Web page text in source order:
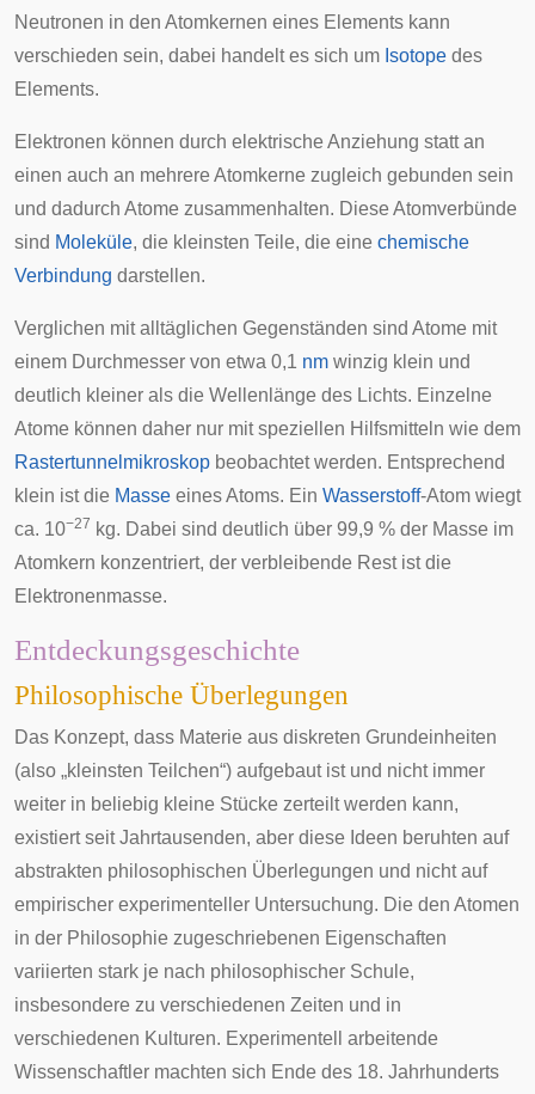
Neutronen in den Atomkernen eines Elements kann
verschieden sein, dabei handelt es sich um Isotope des
Elements.
Elektronen können durch elektrische Anziehung statt an
einen auch an mehrere Atomkerne zugleich gebunden sein
und dadurch Atome zusammenhalten. Diese Atomverbünde
sind Moleküle, die kleinsten Teile, die eine chemische
Verbindung darstellen.
Verglichen mit alltäglichen Gegenständen sind Atome mit
einem Durchmesser von etwa 0,1 nm winzig klein und
deutlich kleiner als die Wellenlänge des Lichts. Einzelne
Atome können daher nur mit speziellen Hilfsmitteln wie dem
Rastertunnelmikroskop beobachtet werden. Entsprechend
klein ist die Masse eines Atoms. Ein Wasserstoff-Atom wiegt
ca. 10−27 kg. Dabei sind deutlich über 99,9 % der Masse im
Atomkern konzentriert, der verbleibende Rest ist die
Elektronenmasse.
Entdeckungsgeschichte
Philosophische Überlegungen
Das Konzept, dass Materie aus diskreten Grundeinheiten
(also „kleinsten Teilchen“) aufgebaut ist und nicht immer
weiter in beliebig kleine Stücke zerteilt werden kann,
existiert seit Jahrtausenden, aber diese Ideen beruhten auf
abstrakten philosophischen Überlegungen und nicht auf
empirischer experimenteller Untersuchung. Die den Atomen
in der Philosophie zugeschriebenen Eigenschaften
variierten stark je nach philosophischer Schule,
insbesondere zu verschiedenen Zeiten und in
verschiedenen Kulturen. Experimentell arbeitende
Wissenschaftler machten sich Ende des 18. Jahrhunderts